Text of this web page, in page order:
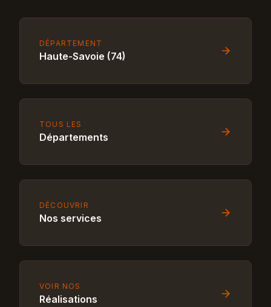
DÉPARTEMENT
Haute-Savoie (74)
TOUS LES
Départements
DÉCOUVRIR
Nos services
VOIR NOS
Réalisations